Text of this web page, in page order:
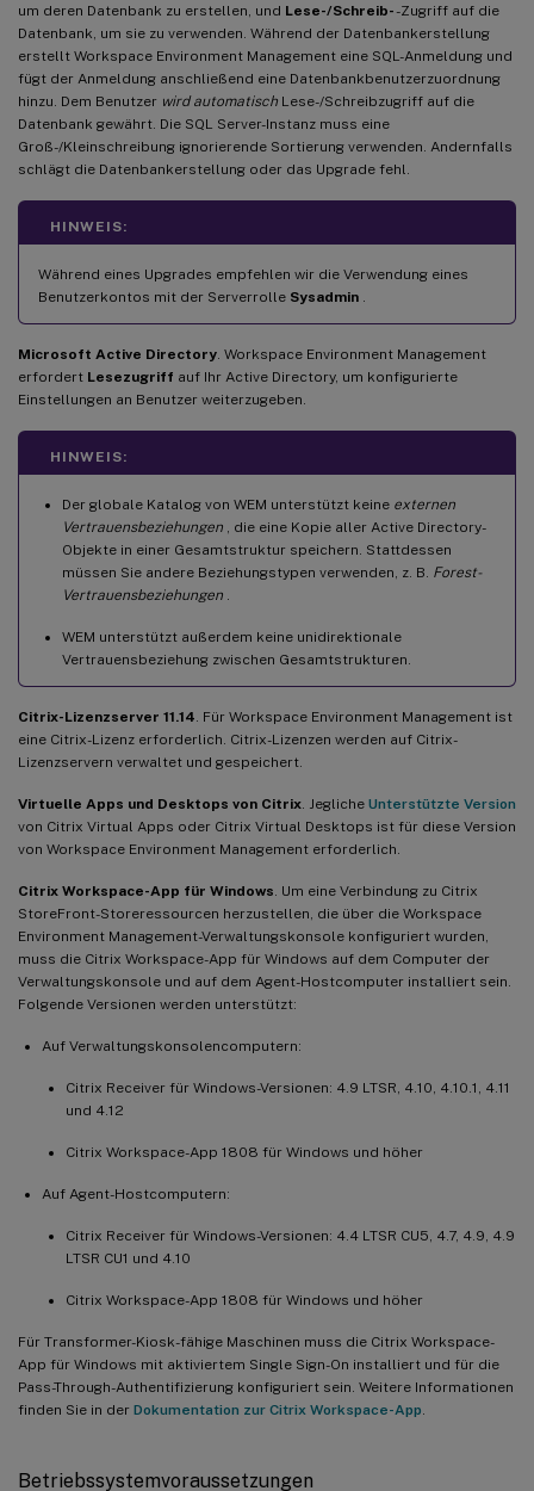
um deren Datenbank zu erstellen, und Lese-/Schreib--Zugriff auf die
Datenbank, um sie zu verwenden. Während der Datenbankerstellung
erstellt Workspace Environment Management eine SQL-Anmeldung und
fügt der Anmeldung anschließend eine Datenbankbenutzerzuordnung
hinzu. Dem Benutzer wird automatisch Lese-/Schreibzugriff auf die
Datenbank gewährt. Die SQL Server-Instanz muss eine
Groß-/Kleinschreibung ignorierende Sortierung verwenden. Andernfalls
schlägt die Datenbankerstellung oder das Upgrade fehl.
HINWEIS:
Während eines Upgrades empfehlen wir die Verwendung eines
Benutzerkontos mit der Serverrolle Sysadmin
Microsoft Active Directory . Workspace Environment Management
erfordert Lesezugriff auf Ihr Active Directory, um konfigurierte
Einstellungen an Benutzer weiterzugeben.
HINWEIS:
Der globale Katalog von WEM unterstützt keine externen
Vertrauensbeziehungen , die eine Kopie aller Active Directory-
Objekte in einer Gesamtstruktur speichern. Stattdessen
müssen Sie andere Beziehungstypen verwenden, z. B. Forest-
Vertrauensbeziehungen
WEM unterstützt außerdem keine unidirektionale
Vertrauensbeziehung zwischen Gesamtstrukturen.
Citrix-Lizenzserver 11.14 . Für Workspace Environment Management ist
eine Citrix-Lizenz erforderlich. Citrix-Lizenzen werden auf Citrix-
Lizenzservern verwaltet und gespeichert.
Virtuelle Apps und Desktops von Citrix . Jegliche Unterstützte Version
von Citrix Virtual Apps oder Citrix Virtual Desktops ist für diese Version
von Workspace Environment Management erforderlich.
Citrix Workspace-App für Windows . Um eine Verbindung zu Citrix
StoreFront-Storeressourcen herzustellen, die über die Workspace
Environment Management-Verwaltungskonsole konfiguriert wurden,
muss die Citrix Workspace-App für Windows auf dem Computer der
Verwaltungskonsole und auf dem Agent-Hostcomputer installiert sein.
Folgende Versionen werden unterstützt:
Auf Verwaltungskonsolencomputern:
Citrix Receiver für Windows-Versionen: 4.9 LTSR, 4.10, 4.10.1, 4.11
und 4.12
Citrix Workspace-App 1808 für Windows und höher
Auf Agent-Hostcomputern:
Citrix Receiver für Windows-Versionen: 4.4 LTSR CU5, 4.7, 4.9, 4.9
LTSR CU1 und 4.10
Citrix Workspace-App 1808 für Windows und höher
Für Transformer-Kiosk-fähige Maschinen muss die Citrix Workspace-
App für Windows mit aktiviertem Single Sign-On installiert und für die
Pass-Through-Authentifizierung konfiguriert sein. Weitere Informationen
finden Sie in der Dokumentation zur Citrix Workspace-App
Betriebssystemvoraussetzungen